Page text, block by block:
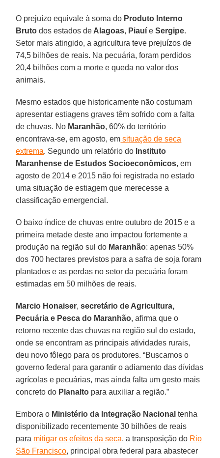
O prejuízo equivale à soma do Produto Interno
Bruto dos estados de Alagoas, Piauí eSergipe.
Setor mais atingido, a agricultura teve prejuízos de
74,5 bilhões de reais. Na pecuária, foram perdidos
20,4 bilhões com a morte e queda no valor dos
animais.
Mesmo estados que historicamente não costumam
apresentar estiagens graves têm sofrido com a falta
de chuvas. No Maranhão, 60% do território
encontrava-se, em agosto, em situação de seca
extrema. Segundo um relatório do Instituto
Maranhense de Estudos Socioeconômicos, em
agosto de 2014 e 2015 não foi registrada no estado
uma situação de estiagem que merecesse a
classificação emergencial.
O baixo índice de chuvas entre outubro de 2015 e a
primeira metade deste ano impactou fortemente a
produção na região sul do Maranhão: apenas 50%
dos 700 hectares previstos para a safra de soja foram
plantados e as perdas no setor da pecuária foram
estimadas em 50 milhões de reais.
Marcio Honaiser,secretário de Agricultura,
Pecuária e Pesca do Maranhão, afirma que o
retorno recente das chuvas na região sul do estado,
onde se encontram as principais atividades rurais,
deu novo fôlego para os produtores. “Buscamos o
governo federal para garantir o adiamento das dívidas
agrícolas e pecuárias, mas ainda falta um gesto mais
concreto do Planalto para auxiliar a região.”
Embora o Ministério da Integração Nacional tenha
disponibilizado recentemente 30 bilhões de reais
para mitigar os efeitos da seca, a transposição do Rio
São Francisco, principal obra federal para abastecer